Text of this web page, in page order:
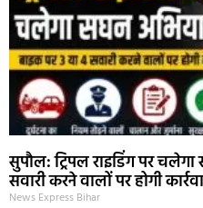
सुपौल: ट्रिपल राइडिंग पर
सवारी करने वालों पर होगी
News Express Bihar